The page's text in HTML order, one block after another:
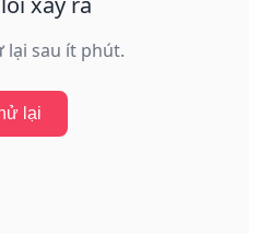
lại sau ít phút.
lại